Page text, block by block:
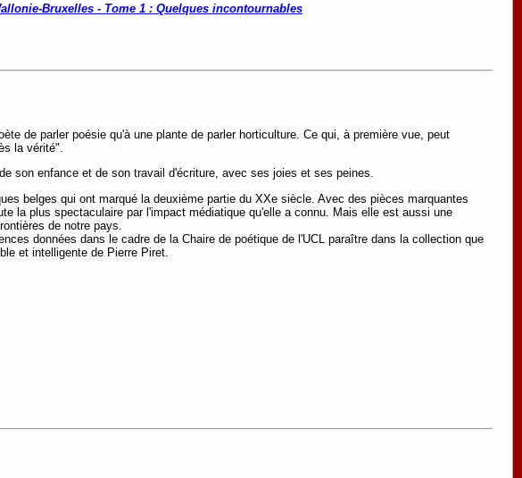
Bruxelles - Tome 1 : Quelques incontournables
de parler poésie qu'à une plante de parler horticulture. Ce qui, à première vue, peut
la vérité".
son enfance et de son travail d'écriture, avec ses joies et ses peines.
belges qui ont marqué la deuxième partie du XXe siècle. Avec des pièces marquantes
la plus spectaculaire par l'impact médiatique qu'elle a connu. Mais elle est aussi une
de notre pays.
données dans le cadre de la Chaire de poétique de l'UCL paraître dans la collection que
et intelligente de Pierre Piret.